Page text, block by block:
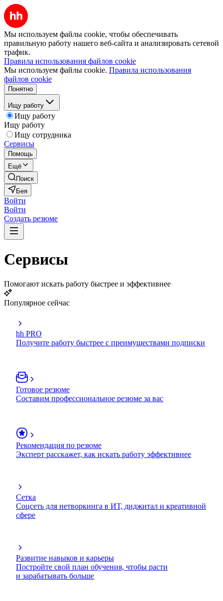
Мы используем файлы cookie, чтобы обеспечивать
правильную работу нашего веб-сайта и анализировать сетевой
трафик.
Правила использования файлов cookie
Мы используем файлы cookie. Правила использования
файлов cookie
Понятно
Ищу работу
Ищу работу
Ищу работу
Ищу сотрудника
Сервисы
Помощь
Ещё
Поиск
Бея
Войти
Войти
Создать резюме
Сервисы
Помогают искать работу быстрее и эффективнее
Популярное сейчас
hh PRO
Получите работу быстрее с преимуществами подписки
Готовое резюме
Составим профессиональное резюме за вас
Рекомендация по резюме
Эксперт расскажет, как искать работу эффективнее
Сетка
Соцсеть для нетворкинга в ИТ, диджитал и креативной
сфере
Развитие навыков и карьеры
Постройте свой план обучения, чтобы расти
и зарабатывать больше